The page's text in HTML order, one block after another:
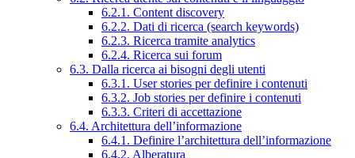
6.2.1. Content discovery
6.2.2. Dati di ricerca (search keywords)
6.2.3. Ricerca tramite analytics
6.2.4. Ricerca sui forum
6.3. Dalla ricerca ai bisogni degli utenti
6.3.1. User stories per definire i contenuti
6.3.2. Job stories per definire i contenuti
6.3.3. Criteri di accettazione
6.4. Architettura dell’informazione
6.4.1. Definire l’architettura dell’informazione
6.4.2. Alberatura